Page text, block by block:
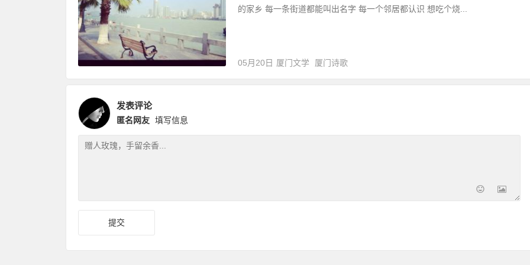
的家乡 每一条街道都能叫出名字 每一个邻居都认识 想吃个烧...
05月20日 厦门文学 厦门诗歌
发表评论
匿名网友 填写信息